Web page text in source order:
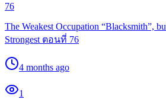
76
The Weakest Occupation “Blacksmith”,
Strongest ตอนที่ 76
4 months ago
1